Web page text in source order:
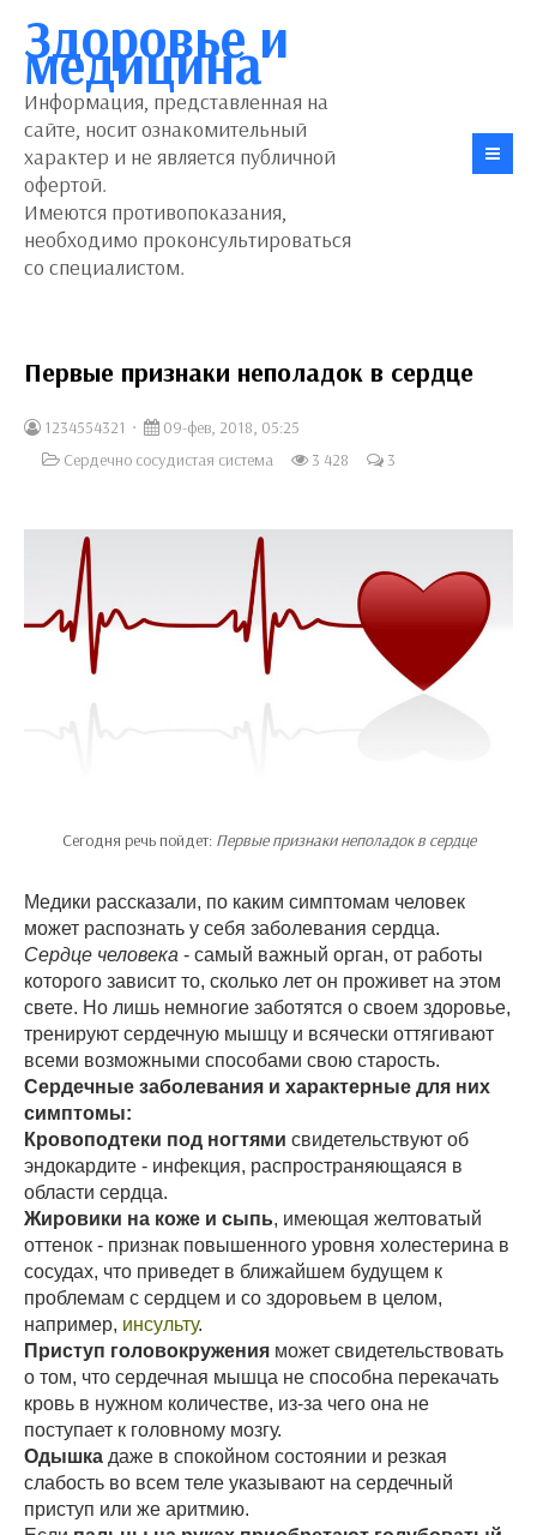
Здоровье и
медицина
Информация, представленная на
сайте, носит ознакомительный
характер и не является публичной
офертой.
Имеются противопоказания,
необходимо проконсультироваться
со специалистом.
Первые признаки неполадок в сердце
1234554321
09-фев, 2018, 05:25
Сердечно сосудистая система
3 428 3
Сегодня речь пойдет: Первые признаки неполадок в сердце
Медики рассказали, по каким симптомам человек
может распознать у себя заболевания сердца.
Сердце человека - самый важный орган, от работы
которого зависит то, сколько лет он проживет на этом
свете. Но лишь немногие заботятся о своем здоровье,
тренируют сердечную мышцу и всячески оттягивают
всеми возможными способами свою старость.
Сердечные заболевания и характерные для них
симптомы:
Кровоподтеки под ногтями свидетельствуют об
эндокардите - инфекция, распространяющаяся в
области сердца.
Жировики на коже и сыпь, имеющая желтоватый
оттенок - признак повышенного уровня холестерина в
сосудах, что приведет в ближайшем будущем к
проблемам с сердцем и со здоровьем в целом,
например, инсульту.
Приступ головокружения может свидетельствовать
о том, что сердечная мышца не способна перекачать
кровь в нужном количестве, из-за чего она не
поступает к головному мозгу.
Одышка даже в спокойном состоянии и резкая
слабость во всем теле указывают на сердечный
приступ или же аритмию.